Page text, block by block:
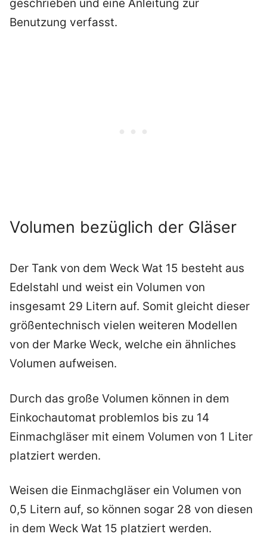
geschrieben und eine Anleitung zur
Benutzung verfasst.
Volumen bezüglich der Gläser
Der Tank von dem Weck Wat 15 besteht aus
Edelstahl und weist ein Volumen von
insgesamt 29 Litern auf. Somit gleicht dieser
größentechnisch vielen weiteren Modellen
von der Marke Weck, welche ein ähnliches
Volumen aufweisen.
Durch das große Volumen können in dem
Einkochautomat problemlos bis zu 14
Einmachgläser mit einem Volumen von 1 Liter
platziert werden.
Weisen die Einmachgläser ein Volumen von
0,5 Litern auf, so können sogar 28 von diesen
in dem Weck Wat 15 platziert werden.